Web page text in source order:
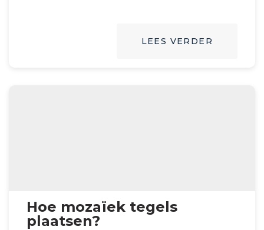
LEES VERDER
Hoe mozaïek tegels
plaatsen?